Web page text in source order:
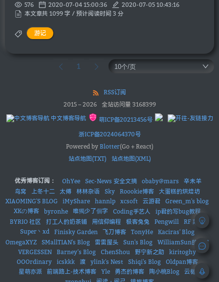
576 2020-07-04 15:00:36
2020-07-05 10:43:16
本文章共 1099 字 / 预计阅读时间 3 分
游记
1
RSS订阅
2015– 2026 全站访问量 3168399
中文博客导航
萌ICP备20213456号
浙ICP备2024064370号
Powered by Blotter(Go + React)
站点地图(TXT)
站点地图(XML)
优秀博客订阅： OhYee Sec-News 安全文摘 obaby@mars
辛未羊
鸟窝
上冬十二 太傅 林林杂语 Sky Roookie博客
大蛋糕的烘焙坊
XIAOMING'S BLOG
iMyShare hannlp xcsoft 云游君
Green_m's blog
XKの博客
byronhe 唯獨少了個字 Coding手艺人
ip君的写bug教程
BYRIO 社区
打工人的奶茶铺 用信仰编程 极客兔兔 Pengwill
RF 菜鸟
Super丶xd
Finisky Garden 飞刀博客 TonyHe
Kaciras' Blog
OmegaXYZ
SMallTIAN's Blog 雷雷屋头 Sun's Blog
WilliamSun的小窝
VERGESSEN
Barney’s Blog ChenShou 野宁新之助
kiritoghy
OOOrdinary
icskkk 渡 ylink's Nest Shiqi's Blog
Oldpan博客
星萌亦派
前端路上-技术博客 Yle 勇杰的博客 陶小桃Blog
云樾